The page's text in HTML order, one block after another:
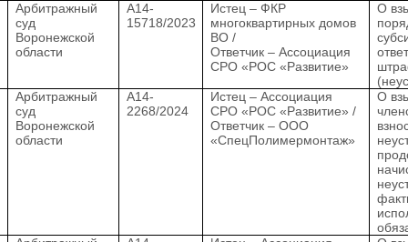
Арбитражный
суд
Воронежской
области
А14-
15718/2023
Истец – ФКР
многоквартирных домов
ВО /
Ответчик – Ассоциация
СРО «РОС «Развитие»
О
Арбитражный
суд
Воронежской
области
А14-
2268/2024
Истец – Ассоциация
СРО «РОС «Развитие» /
Ответчик – ООО
«СпецПолимермонтаж»
О